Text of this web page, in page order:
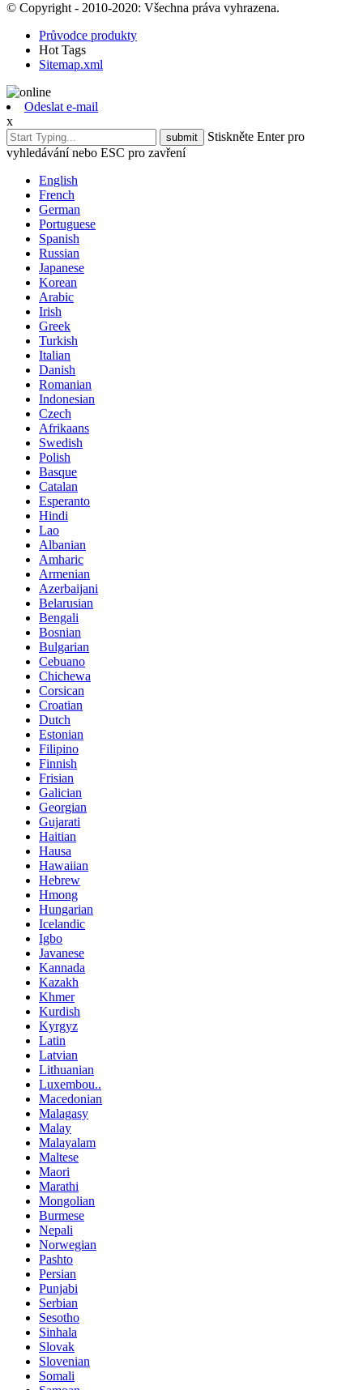
© Copyright - 2010-2020: Všechna práva vyhrazena.
Průvodce produkty
Hot Tags
Sitemap.xml
Odeslat e-mail
x
Stiskněte Enter pro
vyhledávání nebo ESC pro zavření
English
French
German
Portuguese
Spanish
Russian
Japanese
Korean
Arabic
Irish
Greek
Turkish
Italian
Danish
Romanian
Indonesian
Czech
Afrikaans
Swedish
Polish
Basque
Catalan
Esperanto
Hindi
Lao
Albanian
Amharic
Armenian
Azerbaijani
Belarusian
Bengali
Bosnian
Bulgarian
Cebuano
Chichewa
Corsican
Croatian
Dutch
Estonian
Filipino
Finnish
Frisian
Galician
Georgian
Gujarati
Haitian
Hausa
Hawaiian
Hebrew
Hmong
Hungarian
Icelandic
Igbo
Javanese
Kannada
Kazakh
Khmer
Kurdish
Kyrgyz
Latin
Latvian
Lithuanian
Luxembou..
Macedonian
Malagasy
Malay
Malayalam
Maltese
Maori
Marathi
Mongolian
Burmese
Nepali
Norwegian
Pashto
Persian
Punjabi
Serbian
Sesotho
Sinhala
Slovak
Slovenian
Somali